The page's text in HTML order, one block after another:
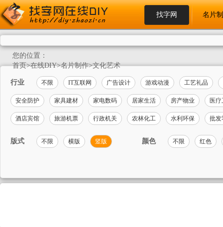
找字网 名片
您的位置：
首页>在线DIY>名片制作>文化艺术
行业 不限 IT互联网 广告设计 游戏动漫 工艺礼品
安全防护 家具建材 家电数码 居家生活 房产物业 医
酒店宾馆 旅游机票 行政机关 农林化工 水利环保 批发
版式 不限 横版 竖版 颜色 不限 红色